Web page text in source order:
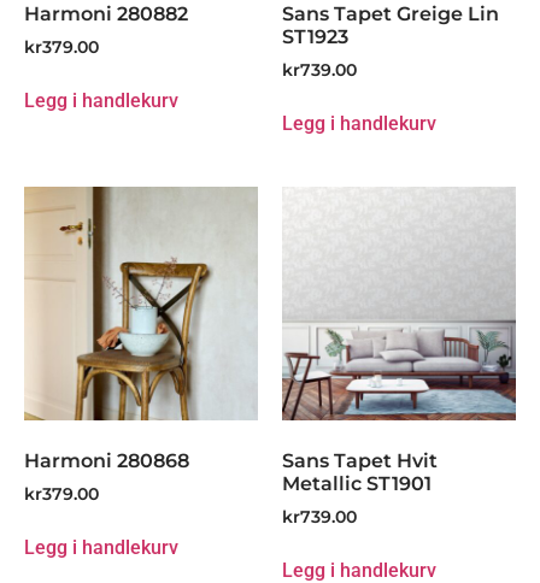
Harmoni 280882
kr379.00
Legg i handlekurv
Sans Tapet Greige Lin
ST1923
kr739.00
Legg i handlekurv
Harmoni 280868
kr379.00
Legg i handlekurv
Sans Tapet Hvit
Metallic ST1901
kr739.00
Legg i handlekurv